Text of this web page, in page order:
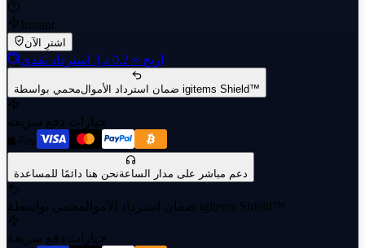
Instant
اشترِ الآن
اربح ≈ ‏0.2 د.إ.‏ استرداد نقدي
ضمان استرداد الأموال محمي بواسطة igitems Shield™
خيارات دفع سريعة
دعم مباشر على مدار الساعةنحن هنا دائمًا للمساعدة
ضمان استرداد الأموال محمي بواسطة igitems Shield™
خيارات دفع سريعة